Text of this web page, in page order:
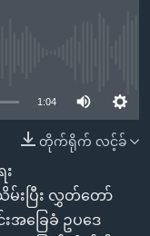
1:04
တိုက်ရိုက် လင့်ခ်
း
းပြီး လွှတ်တော်
အခြေခံ ဥပဒေ